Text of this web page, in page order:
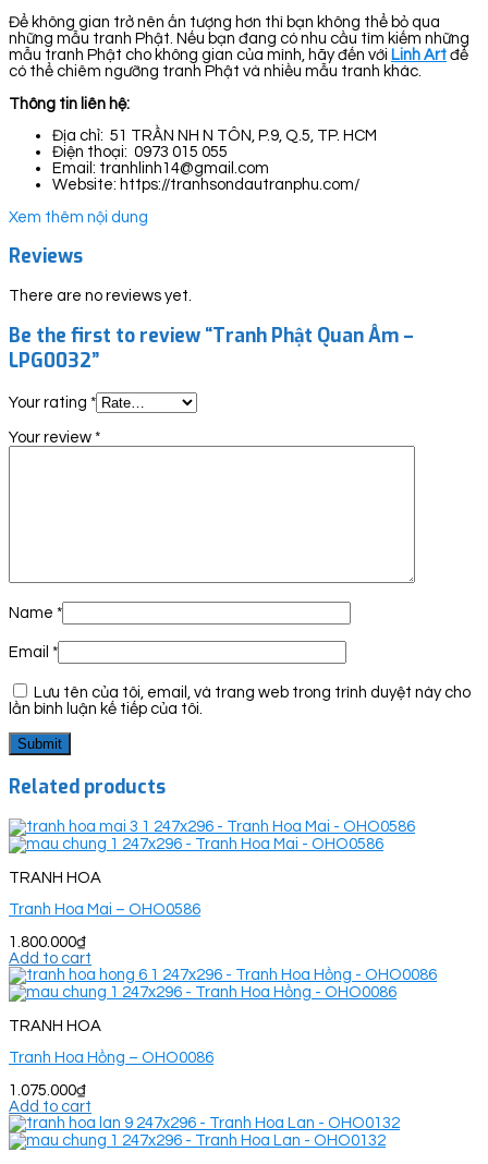
Để không gian trở nên ấn tượng hơn thì bạn không thể bỏ qua
những mẫu tranh Phật. Nếu bạn đang có nhu cầu tìm kiếm những
mẫu tranh Phật cho không gian của mình, hãy đến với Linh Art để
có thể chiêm ngưỡng tranh Phật và nhiều mẫu tranh khác.
Thông tin liên hệ:
Địa chỉ: 51 TRẦN NH N TÔN, P.9, Q.5, TP. HCM
Điện thoại: 0973 015 055
Email: tranhlinh14@gmail.com
Website: https://tranhsondautranphu.com/
Xem thêm nội dung
Reviews
There are no reviews yet.
Be the first to review “Tranh Phật Quan Âm –
LPG0032”
Your rating *
Your review *
Name *
Email *
Lưu tên của tôi, email, và trang web trong trình duyệt này cho
lần bình luận kế tiếp của tôi.
Related products
TRANH HOA
Tranh Hoa Mai – OHO0586
1.800.000₫
Add to cart
TRANH HOA
Tranh Hoa Hồng – OHO0086
1.075.000₫
Add to cart